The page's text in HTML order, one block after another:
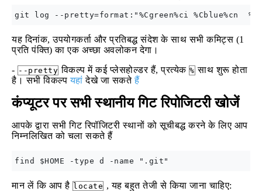
यह दिनांक, उपयोगकर्ता और प्रतिबद्ध संदेश के साथ सभी कमिट्स (1
प्रति पंक्ति) का एक अच्छा अवलोकन देगा।
- --pretty विकल्प में कई प्लेसहोल्डर हैं, प्रत्येक % साथ शुरू होता
है। सभी विकल्पयहां देखे जा सकतेहैं
कंप्यूटर पर सभी स्थानीय गिट रिपोजिटरी खोजें
आपके द्वारा सभी गिट रिपॉजिटरी स्थानों को सूचीबद्ध करने के लिए आप
निम्नलिखित को चला सकते हैं
मान लें कि आप है locate , यह बहुत तेजी से किया जाना चाहिए: